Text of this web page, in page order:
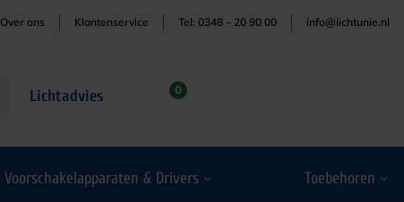
Over ons Klantenservice Tel: 0348 – 20 90 00 info@lichtunie.nl
Lichtadvies 0
Voorschakelapparaten & Drivers Toebehoren